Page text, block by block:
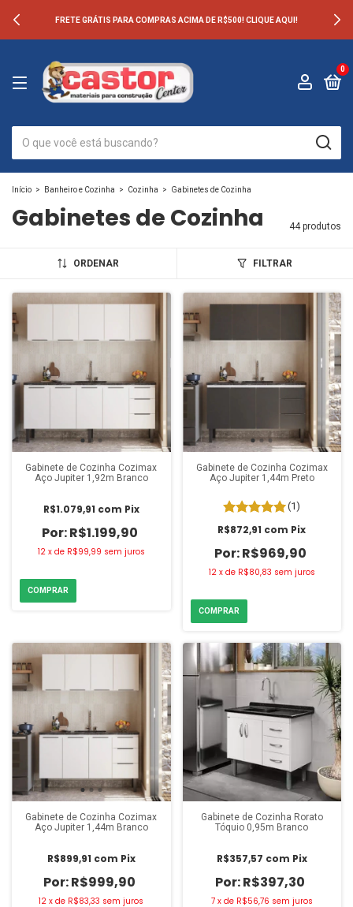
FRETE GRÁTIS PARA COMPRAS ACIMA DE R$500! CLIQUE AQUI!
0
Início > Banheiro e Cozinha > Cozinha > Gabinetes de Cozinha
Gabinetes de Cozinha 44 produtos
ORDENAR FILTRAR
Gabinete de Cozinha Cozimax
Aço Jupiter 1,92m Branco
R$1.199,90
R$1.079,91 com Pix
12 x de R$99,99 sem juros
Gabinete de Cozinha Cozimax
Aço Jupiter 1,44m Preto
(1)
R$969,90
R$872,91 com Pix
12 x de R$80,83 sem juros
Gabinete de Cozinha Cozimax
Aço Jupiter 1,44m Branco
R$999,90
R$899,91 com Pix
12 xde R$83,33 sem juros
Gabinete de Cozinha Rorato
Tóquio 0,95m Branco
R$397,30
R$357,57 com Pix
7 x de R$56,76 sem juros